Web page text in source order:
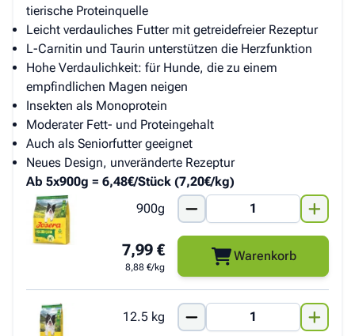
tierische Proteinquelle
Leicht verdauliches Futter mit getreidefreier Rezeptur
L-Carnitin und Taurin unterstützen die Herzfunktion
Hohe Verdaulichkeit: für Hunde, die zu einem
empfindlichen Magen neigen
Insekten als Monoprotein
Moderater Fett- und Proteingehalt
Auch als Seniorfutter geeignet
Neues Design, unveränderte Rezeptur
Ab 5x900g = 6,48€/Stück (7,20€/kg)
900g
7,99 €
8,88 €/kg
Warenkorb
12.5 kg